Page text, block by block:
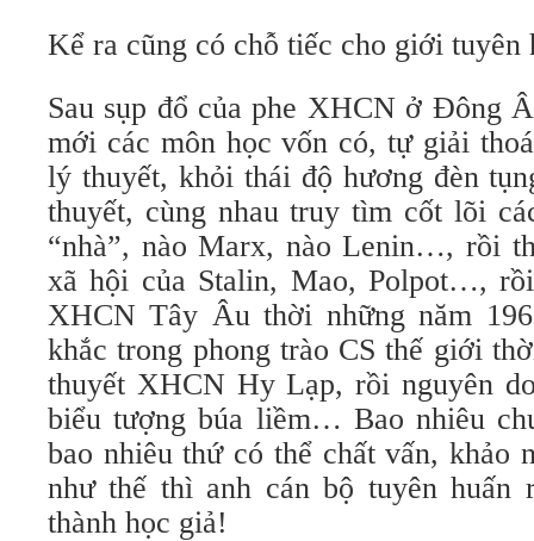
Kể ra cũng có chỗ tiếc cho giới tuyên
Sau sụp đổ của phe XHCN ở Đông
mới các môn học vốn có, tự giải
lý thuyết, khỏi thái độ hương đèn
thuyết, cùng nhau truy tìm cốt lõi
“nhà”, nào Marx, nào Lenin…, rồi
xã hội của Stalin, Mao, Polpot…,
XHCN Tây Âu thời những năm
khắc trong phong trào CS thế giới
thuyết XHCN Hy Lạp, rồi nguyên
biểu tượng búa liềm… Bao nhiêu
bao nhiêu thứ có thể chất vấn,
như thế thì anh cán bộ tuyên
thành học giả!